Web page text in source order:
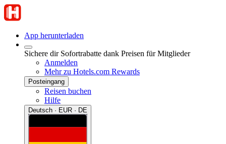
App herunterladen
Sichere dir Sofortrabatte dank Preisen für Mitglieder
Anmelden
Mehr zu Hotels.com Rewards
Posteingang
Reisen buchen
Hilfe
Deutsch · EUR · DE